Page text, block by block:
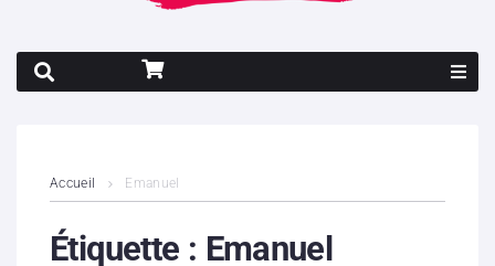
Contenus litigieux
Accueil Emanuel
Étiquette : Emanuel